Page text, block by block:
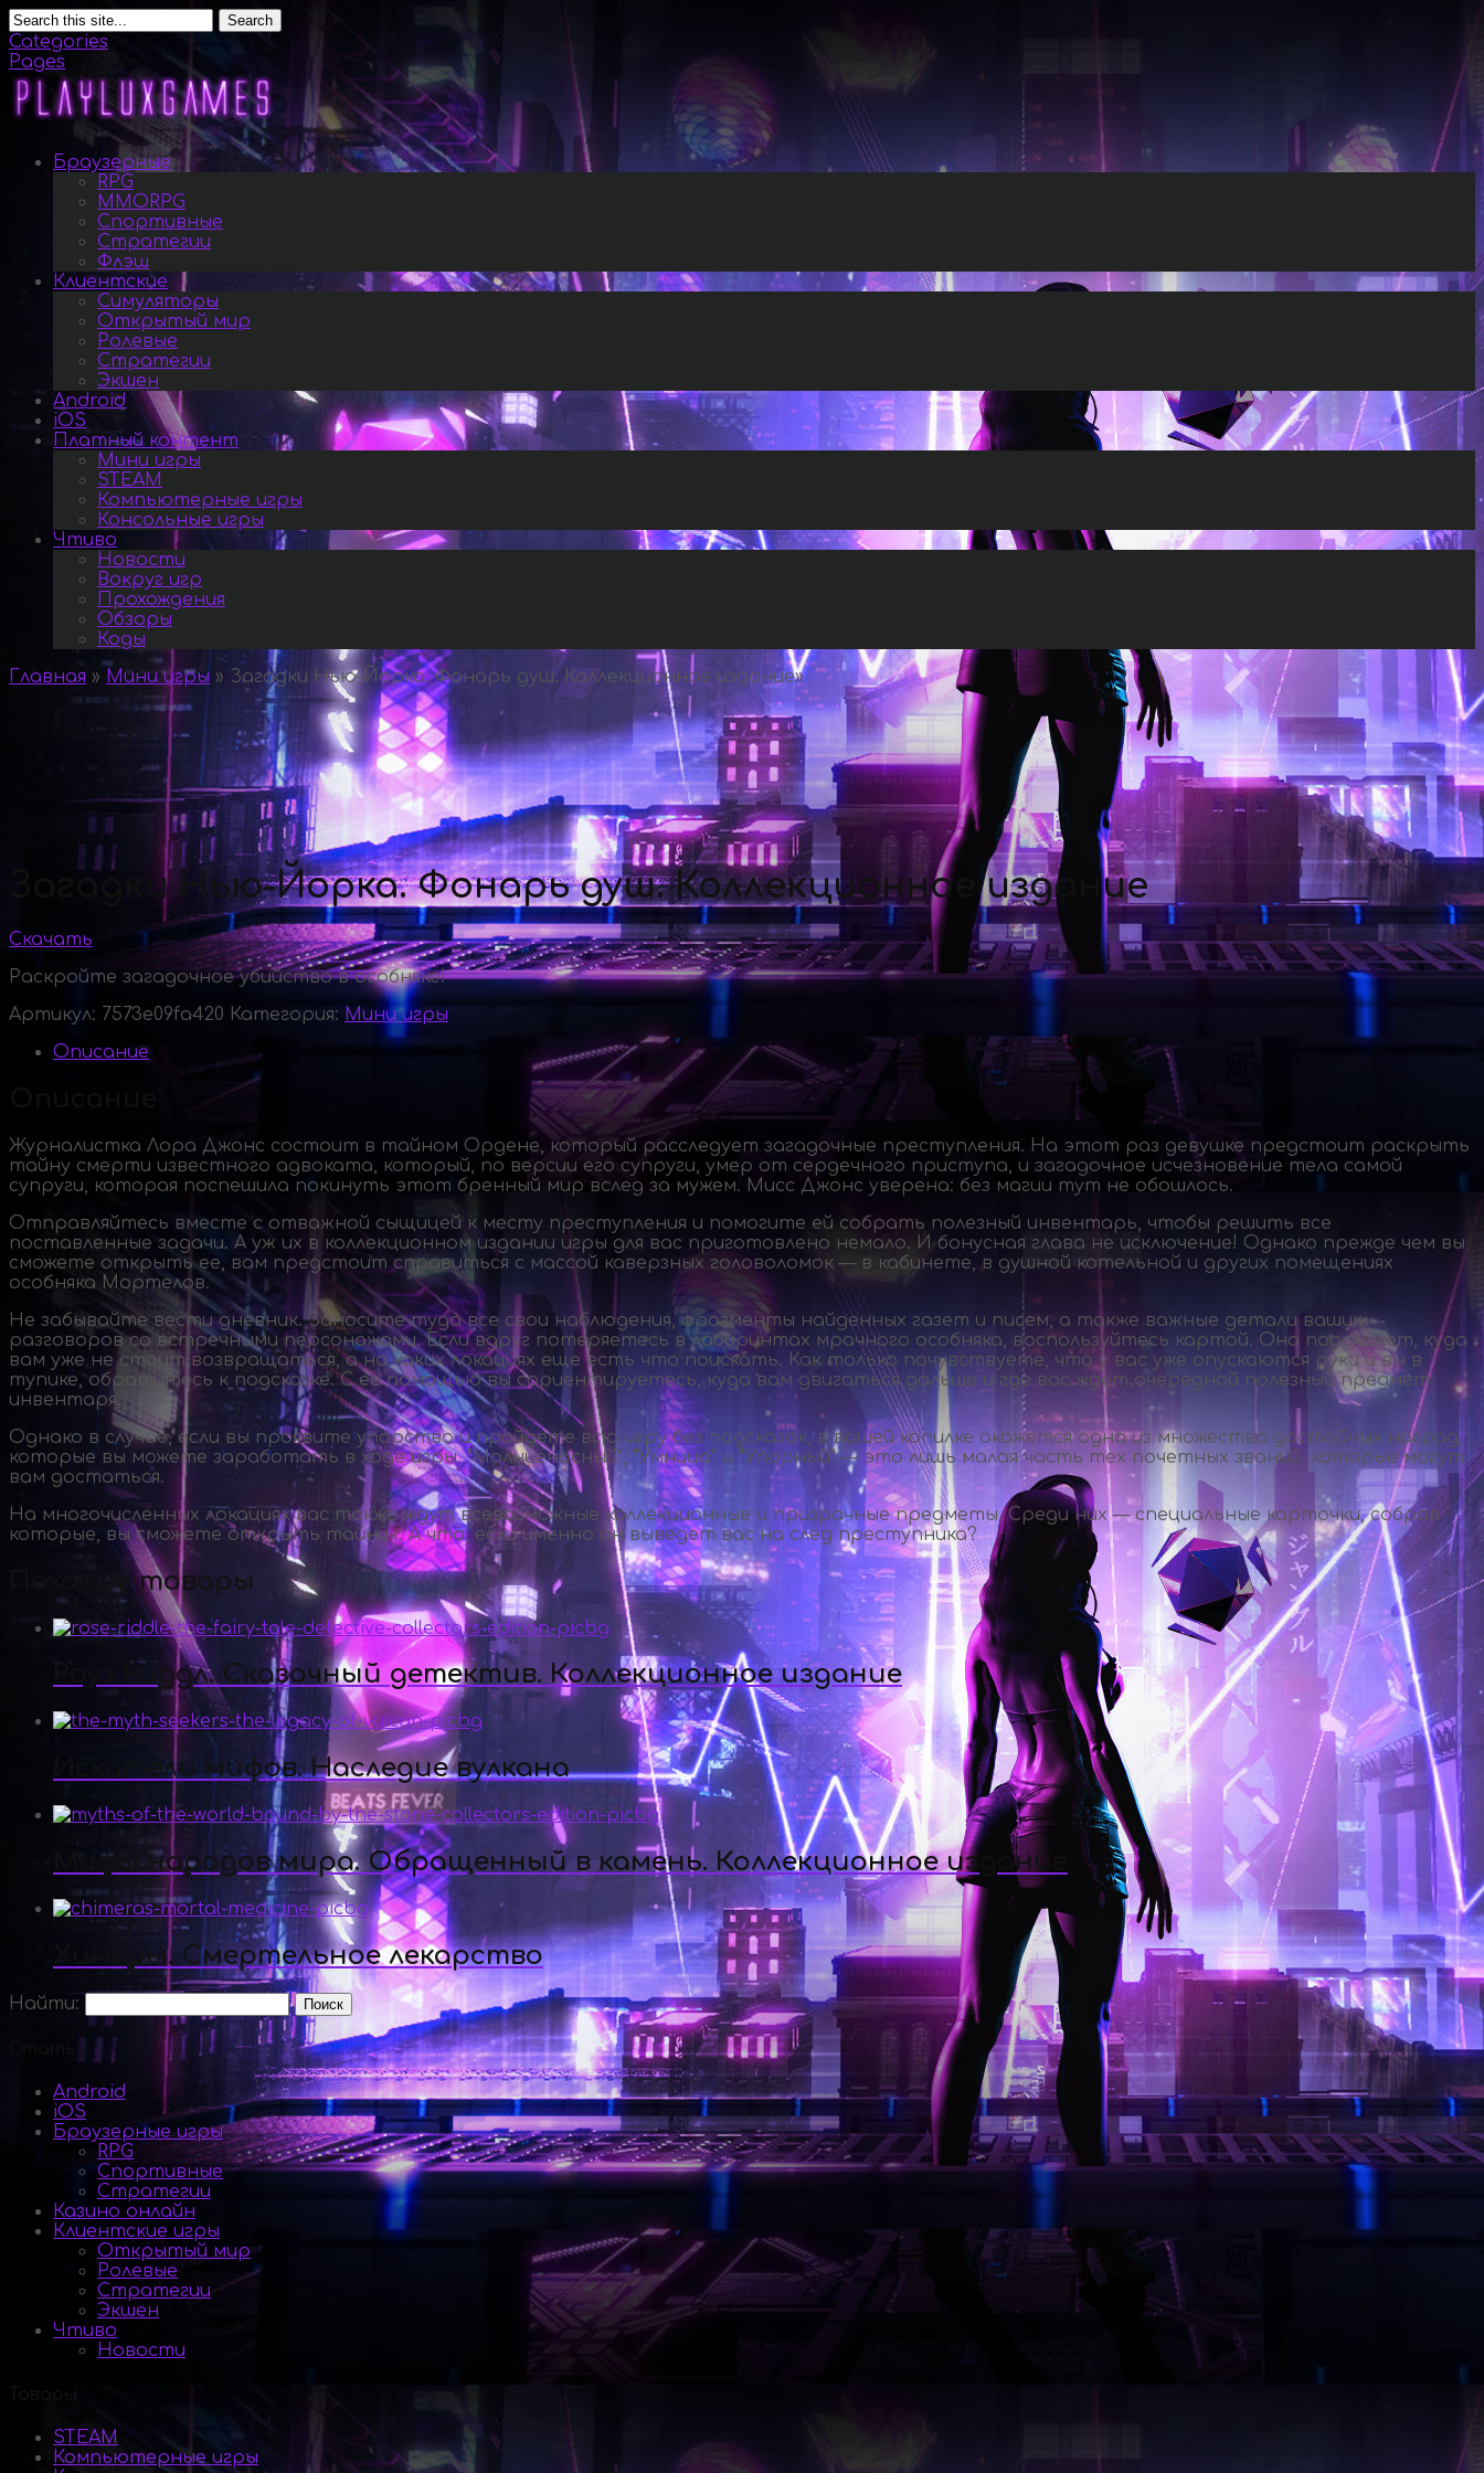
Search
Categories
Pages
Браузерные
RPG
MMORPG
Спортивные
Стратегии
Флэш
Клиентские
Симуляторы
Открытый мир
Ролевые
Стратегии
Экшен
Android
iOS
Платный контент
Мини игры
STEAM
Компьютерные игры
Консольные игры
Чтиво
Новости
Вокруг игр
Прохождения
Обзоры
Коды
Главная » Мини игры » Загадки Нью-Йорка. Фонарь душ. Коллекционное издание»
Загадки Нью-Йорка. Фонарь душ. Коллекционное издание
Скачать
Раскройте загадочное убийство в особняке!
Артикул: 7573e09fa420 Категория: Мини игры
Описание
Журналистка Лора Джонс состоит в тайном Ордене, который расследует загадочные преступления. На этот раз девушке предстоит раскрыть
тайну смерти известного адвоката, который, по версии его супруги, умер от сердечного приступа, и загадочное исчезновение тела самой
супруги, которая поспешила покинуть этот бренный мир вслед за мужем. Мисс Джонс уверена: без магии тут не обошлось.
Отправляйтесь вместе с отважной сыщицей к месту преступления и помогите ей собрать полезный инвентарь, чтобы решить все
поставленные задачи. А уж их в коллекционном издании игры для вас приготовлено немало. И бонусная глава не исключение! Однако прежде чем вы
сможете открыть ее, вам предстоит справиться с массой каверзных головоломок — в кабинете, в душной котельной и других помещениях
особняка Мортелов.
Не забывайте вести дневник. Заносите туда все свои наблюдения, фрагменты найденных газет и писем, а также важные детали ваших
разговоров со встречными персонажами. Если вдруг потеряетесь в лабиринтах мрачного особняка, воспользуйтесь картой. Она подскажет, куда
вам уже не стоит возвращаться, а на каких локациях еще есть что поискать. Как только почувствуете, что у вас уже опускаются руки и вы в
тупике, обратитесь к подсказке. С ее помощью вы сориентируетесь, куда вам двигаться дальше и где вас ждет очередной полезный предмет
инвентаря.
Однако в случае, если вы проявите упорство и пройдете всю игру без подсказок, в вашей копилке окажется одна из множества достойных наград,
которые вы можете заработать в ходе игры. "Молниеносный", "Умница" и "Упорный" — это лишь малая часть тех почетных званий, которые могут
вам достаться.
На многочисленных локациях вас также ждут всевозможные коллекционные и призрачные предметы. Среди них — специальные карточки, собрав
которые, вы сможете открыть тайник. А что, если именно он выведет вас на след преступника?
Похожие товары
Роуз Риддл. Сказочный детектив. Коллекционное издание
Искатели мифов. Наследие вулкана
Мифы народов мира. Обращенный в камень. Коллекционное издание
Химеры. Смертельное лекарство
Найти:
Статьи
Android
iOS
Браузерные игры
RPG
Спортивные
Стратегии
Казино онлайн
Клиентские игры
Открытый мир
Ролевые
Стратегии
Экшен
Чтиво
Новости
STEAM
Компьютерные игры